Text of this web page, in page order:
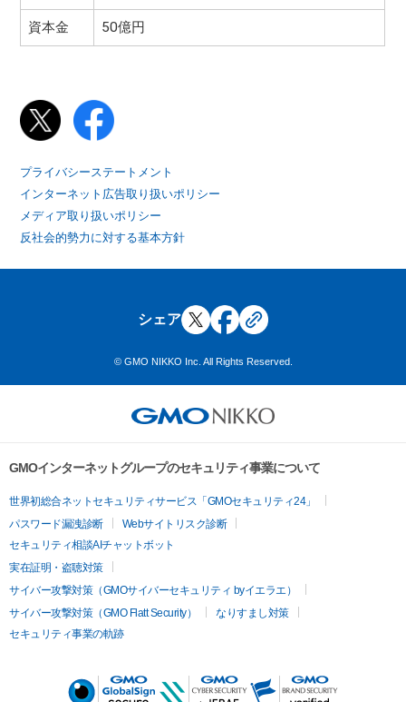
資本金 50億円
プライバシーステートメント
インターネット広告取り扱いポリシー
メディア取り扱いポリシー
反社会的勢力に対する基本方針
シェア
© GMO NIKKO Inc. All Rights Reserved.
GMOインターネットグループのセキュリティ事業について
世界初総合ネットセキュリティサービス「GMOセキュリティ24」
パスワード漏洩診断
Webサイトリスク診断
セキュリティ相談AIチャットボット
実在証明・盗聴対策
サイバー攻撃対策（GMOサイバーセキュリティ byイエラエ）
サイバー攻撃対策（GMO Flatt Security）
なりすまし対策
セキュリティ事業の軌跡